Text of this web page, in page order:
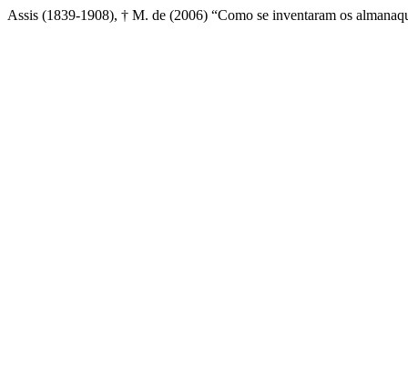
Assis (1839-1908), † M. de (2006) “Como se inventaram os